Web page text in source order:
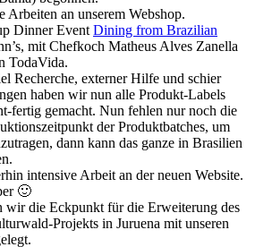
Arbeiten an unserem Webshop.
Dinner Event Dining from Brazilian
mit Chefkoch Matheus Alves Zanella
TodaVida.
Recherche, externer Hilfe und schier
haben wir nun alle Produkt-Labels
fertig gemacht. Nun fehlen nur noch die
der Produktbatches, um
dann kann das ganze in Brasilien
intensive Arbeit an der neuen Website.
🙂
wir die Eckpunkt für die Erweiterung des
Projekts in Juruena mit unseren